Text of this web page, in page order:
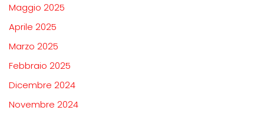
Maggio 2025
Aprile 2025
Marzo 2025
Febbraio 2025
Dicembre 2024
Novembre 2024